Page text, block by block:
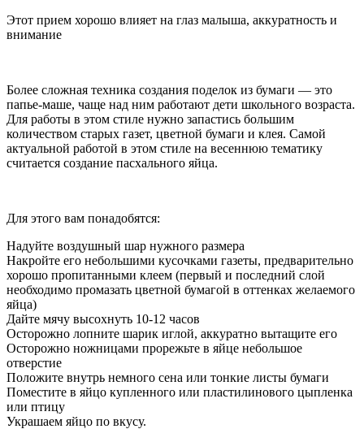
Этот прием хорошо влияет на глаз малыша, аккуратность и
внимание
Более сложная техника создания поделок из бумаги — это
папье-маше, чаще над ним работают дети школьного возраста.
Для работы в этом стиле нужно запастись большим
количеством старых газет, цветной бумаги и клея. Самой
актуальной работой в этом стиле на весеннюю тематику
считается создание пасхального яйца.
Для этого вам понадобятся:
Надуйте воздушный шар нужного размера
Накройте его небольшими кусочками газеты, предварительно
хорошо пропитанными клеем (первый и последний слой
необходимо промазать цветной бумагой в оттенках желаемого
яйца)
Дайте мячу высохнуть 10-12 часов
Осторожно лопните шарик иглой, аккуратно вытащите его
Осторожно ножницами прорежьте в яйце небольшое
отверстие
Положите внутрь немного сена или тонкие листы бумаги
Поместите в яйцо купленного или пластилинового цыпленка
или птицу
Украшаем яйцо по вкусу.